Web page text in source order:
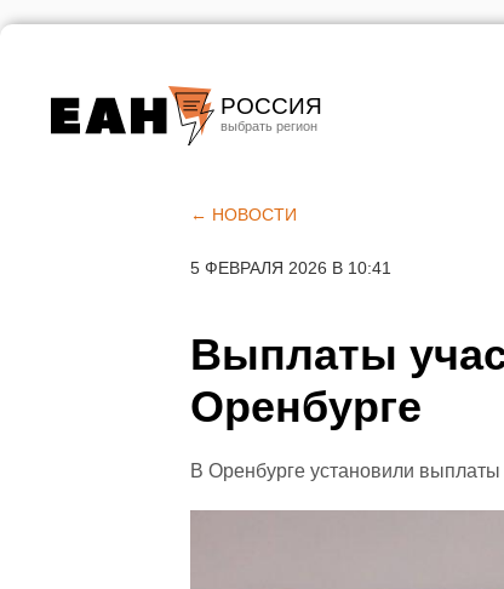
РОССИЯ
Челябинск
← НОВОСТИ
5 ФЕВРАЛЯ 2026 В 10:41
Выплаты
Оренбурге
В Оренбурге установили